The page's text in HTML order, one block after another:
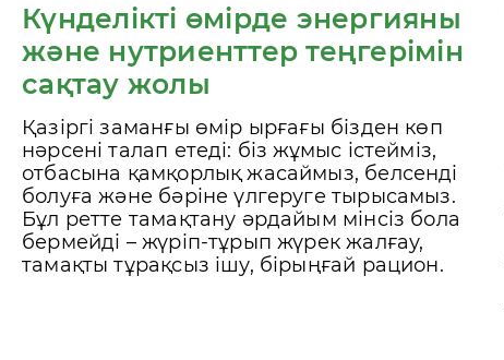
Күнделікті өмірде энергияны
және нутриенттер теңгерімін
сақтау жолы
Қазіргі заманғы өмір ырғағы бізден көп
нәрсені талап етеді: біз жұмыс істейміз,
отбасына қамқорлық жасаймыз, белсенді
болуға және бәріне үлгеруге тырысамыз.
Бұл ретте тамақтану әрдайым мінсіз бола
бермейді – жүріп-тұрып жүрек жалғау,
тамақты тұрақсыз ішу, бірыңғай рацион.